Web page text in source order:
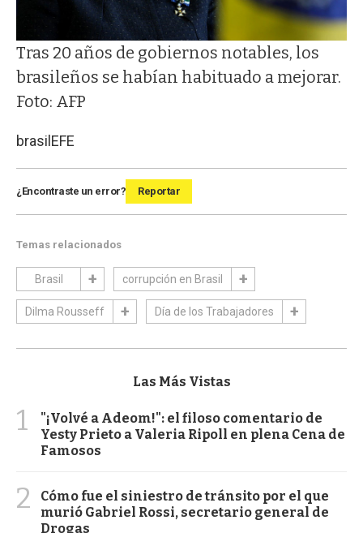
Tras 20 años de gobiernos notables, los
brasileños se habían habituado a mejorar.
Foto: AFP
brasil EFE
¿Encontraste un error? Reportar
Temas relacionados
Brasil corrupción en Brasil
Dilma Rousseff Día de los Trabajadores
Las Más Vistas
1
"¡Volvé a Adeom!": el filoso comentario de
Yesty Prieto a Valeria Ripoll en plena Cena de
Famosos
2
Cómo fue el siniestro de tránsito por el que
murió Gabriel Rossi, secretario general de
Drogas